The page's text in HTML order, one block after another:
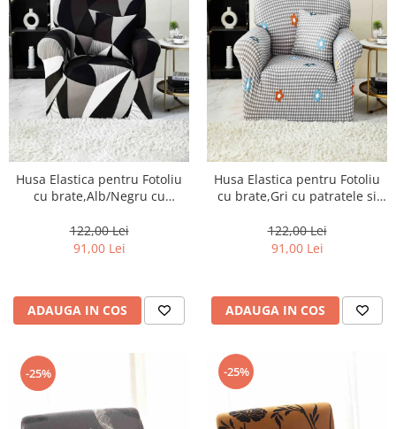
Husa Elastica pentru Fotoliu
cu brate,Alb/Negru cu
122,00 Lei
91,00 Lei
ADAUGA IN COS
Husa Elastica pentru Fotoliu
cu brate,Gri cu patratele si
122,00 Lei
91,00 Lei
ADAUGA IN COS
-25% -25%